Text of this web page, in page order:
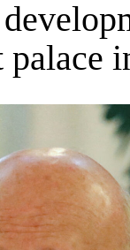
palace